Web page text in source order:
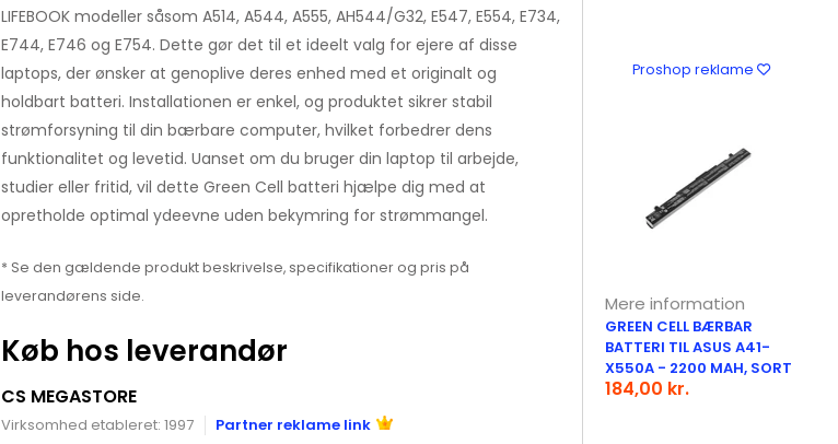
LIFEBOOK modeller såsom A514, A544, A555, AH544/G32, E547, E554, E734,
E744, E746 og E754. Dette gør det til et ideelt valg for ejere af disse
laptops, der ønsker at genoplive deres enhed med et originalt og
holdbart batteri. Installationen er enkel, og produktet sikrer stabil
strømforsyning til din bærbare computer, hvilket forbedrer dens
funktionalitet og levetid. Uanset om du bruger din laptop til arbejde,
studier eller fritid, vil dette Green Cell batteri hjælpe dig med at
opretholde optimal ydeevne uden bekymring for strømmangel.
* Se den gældende produkt beskrivelse, specifikationer og pris på
leverandørens side.
Køb hos leverandør
CS MEGASTORE
Virksomhed etableret: 1997 Partner reklame link
Proshop reklame
Mere information
GREEN CELL BÆRBAR
BATTERI TIL ASUS A41-
X550A - 2200 MAH, SORT
184,00 kr.